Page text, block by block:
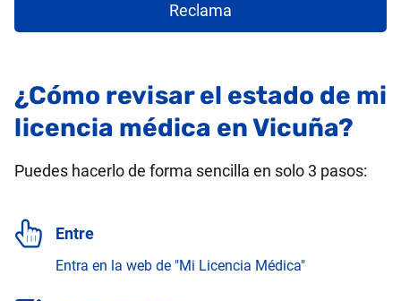
Reclama
¿Cómo revisar el estado de mi
licencia médica en Vicuña?
Puedes hacerlo de forma sencilla en solo 3 pasos:
Entre
Entra en la web de "Mi Licencia Médica"